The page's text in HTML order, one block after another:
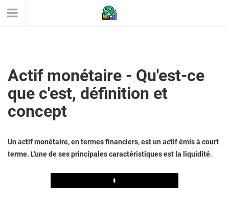
Actif monétaire - Qu'est-ce
que c'est, définition et
concept
Un actif monétaire, en termes financiers, est un actif émis à court
terme. L'une de ses principales caractéristiques est la liquidité.
Play